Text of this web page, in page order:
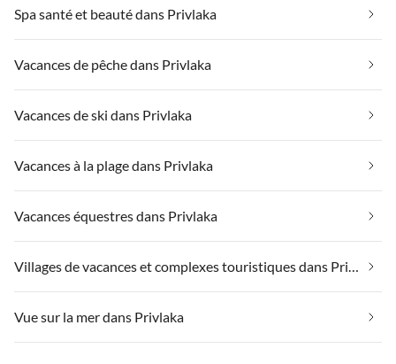
Spa santé et beauté dans Privlaka
Vacances de pêche dans Privlaka
Vacances de ski dans Privlaka
Vacances à la plage dans Privlaka
Vacances équestres dans Privlaka
Villages de vacances et complexes touristiques dans Privlaka
Vue sur la mer dans Privlaka